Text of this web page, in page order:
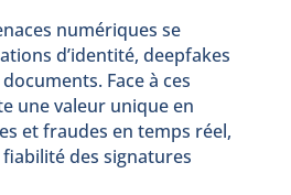
numériques se
d’identité, deepfakes
Face à ces
une valeur unique en
et fraudes en temps réel,
des signatures